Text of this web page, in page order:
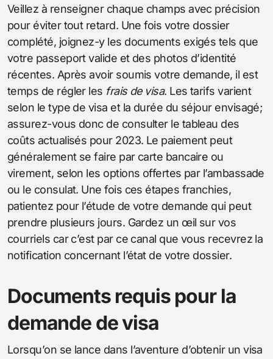
Veillez à renseigner chaque champs avec précision
pour éviter tout retard. Une fois votre dossier
complété, joignez-y les documents exigés tels que
votre passeport valide et des photos d’identité
récentes. Après avoir soumis votre demande, il est
temps de régler les frais de visa. Les tarifs varient
selon le type de visa et la durée du séjour envisagé;
assurez-vous donc de consulter le tableau des
coûts actualisés pour 2023. Le paiement peut
généralement se faire par carte bancaire ou
virement, selon les options offertes par l’ambassade
ou le consulat. Une fois ces étapes franchies,
patientez pour l’étude de votre demande qui peut
prendre plusieurs jours. Gardez un œil sur vos
courriels car c’est par ce canal que vous recevrez la
notification concernant l’état de votre dossier.
Documents requis pour la
demande de visa
Lorsqu’on se lance dans l’aventure d’obtenir un visa